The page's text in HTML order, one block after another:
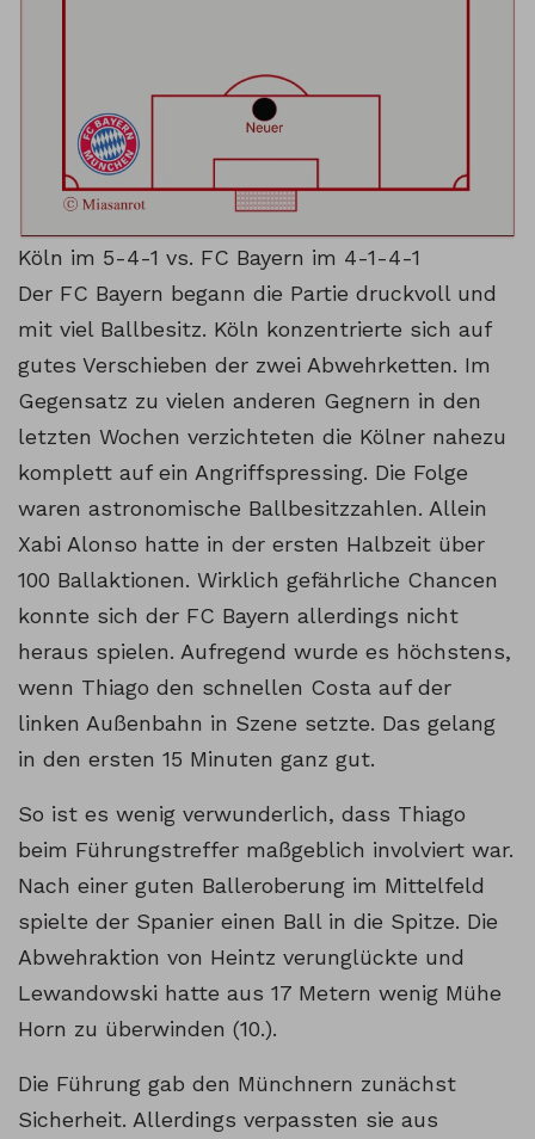
Köln im 5-4-1 vs. FC Bayern im 4-1-4-1
Der FC Bayern begann die Partie druckvoll und
mit viel Ballbesitz. Köln konzentrierte sich auf
gutes Verschieben der zwei Abwehrketten. Im
Gegensatz zu vielen anderen Gegnern in den
letzten Wochen verzichteten die Kölner nahezu
komplett auf ein Angriffspressing. Die Folge
waren astronomische Ballbesitzzahlen. Allein
Xabi Alonso hatte in der ersten Halbzeit über
100 Ballaktionen. Wirklich gefährliche Chancen
konnte sich der FC Bayern allerdings nicht
heraus spielen. Aufregend wurde es höchstens,
wenn Thiago den schnellen Costa auf der
linken Außenbahn in Szene setzte. Das gelang
in den ersten 15 Minuten ganz gut.
So ist es wenig verwunderlich, dass Thiago
beim Führungstreffer maßgeblich involviert war.
Nach einer guten Balleroberung im Mittelfeld
spielte der Spanier einen Ball in die Spitze. Die
Abwehraktion von Heintz verunglückte und
Lewandowski hatte aus 17 Metern wenig Mühe
Horn zu überwinden (10.).
Die Führung gab den Münchnern zunächst
Sicherheit. Allerdings verpassten sie aus